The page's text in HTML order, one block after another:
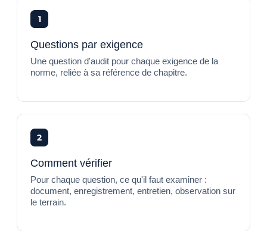
1
Questions par exigence
Une question d'audit pour chaque exigence de la
norme, reliée à sa référence de chapitre.
2
Comment vérifier
Pour chaque question, ce qu'il faut examiner :
document, enregistrement, entretien, observation sur
le terrain.